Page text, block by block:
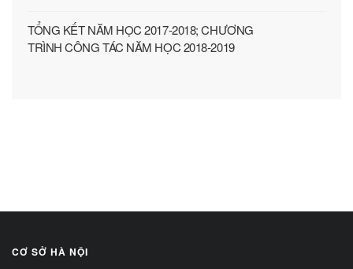
TỔNG KẾT NĂM HỌC 2017-2018; CHƯƠNG
TRÌNH CÔNG TÁC NĂM HỌC 2018-2019
CƠ SỞ HÀ NỘI